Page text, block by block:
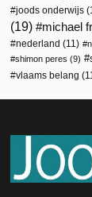
joods onderwijs
(19)
michael
nederland (11)
shimon peres (9)
vlaams belang